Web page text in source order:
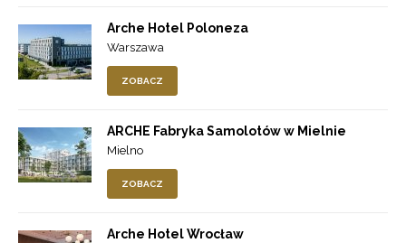
Arche Hotel Poloneza
Warszawa
ZOBACZ
ARCHE Fabryka Samolotów w Mielnie
Mielno
ZOBACZ
Arche Hotel Wrocław